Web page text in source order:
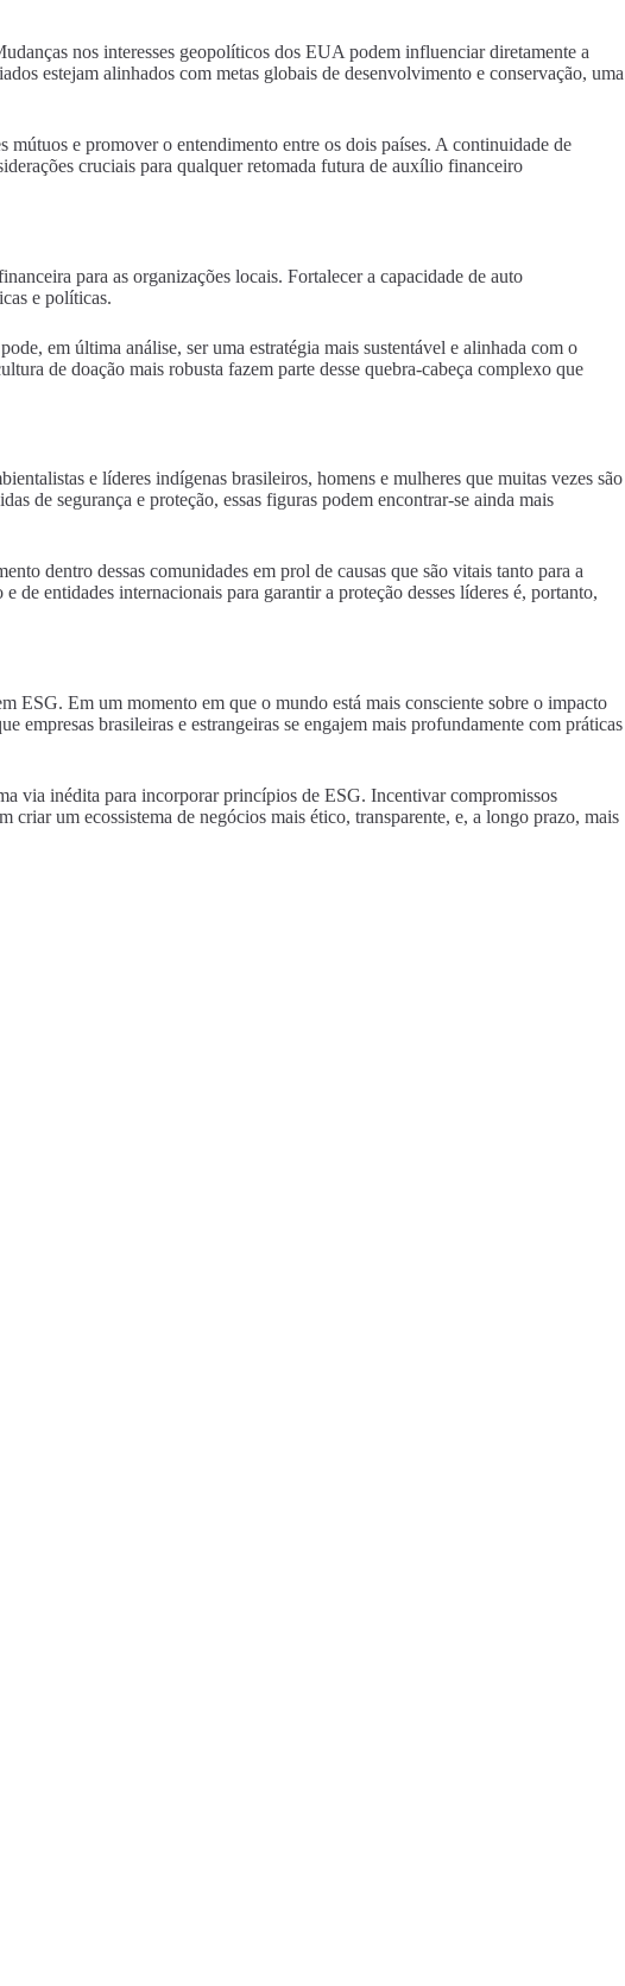
nos interesses geopolíticos dos EUA podem influenciar diretamente a
estejam alinhados com metas globais de desenvolvimento e conservação, uma
mútuos e promover o entendimento entre os dois países. A continuidade de
cruciais para qualquer retomada futura de auxílio financeiro
para as organizações locais. Fortalecer a capacidade de auto
e políticas.
em última análise, ser uma estratégia mais sustentável e alinhada com o
de doação mais robusta fazem parte desse quebra-cabeça complexo que
e líderes indígenas brasileiros, homens e mulheres que muitas vezes são
de segurança e proteção, essas figuras podem encontrar-se ainda mais
dentro dessas comunidades em prol de causas que são vitais tanto para a
entidades internacionais para garantir a proteção desses líderes é, portanto,
ESG. Em um momento em que o mundo está mais consciente sobre o impacto
empresas brasileiras e estrangeiras se engajem mais profundamente com práticas
via inédita para incorporar princípios de ESG. Incentivar compromissos
um ecossistema de negócios mais ético, transparente, e, a longo prazo, mais